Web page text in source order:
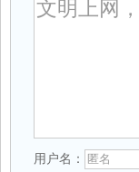
用户名：